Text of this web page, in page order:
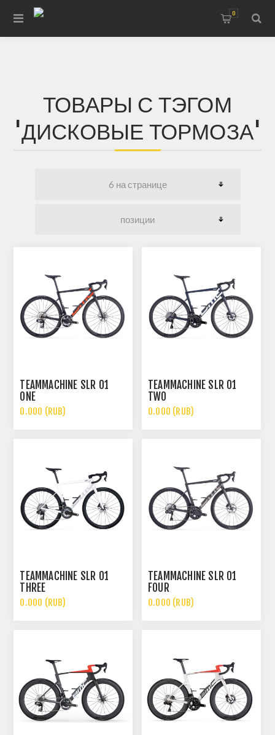
0
ТОВАРЫ С ТЭГОМ
'ДИСКОВЫЕ ТОРМОЗА'
TEAMMACHINE SLR 01
ONE
0.000 (RUB)
TEAMMACHINE SLR 01
TWO
0.000 (RUB)
TEAMMACHINE SLR 01
THREE
0.000 (RUB)
TEAMMACHINE SLR 01
FOUR
0.000 (RUB)